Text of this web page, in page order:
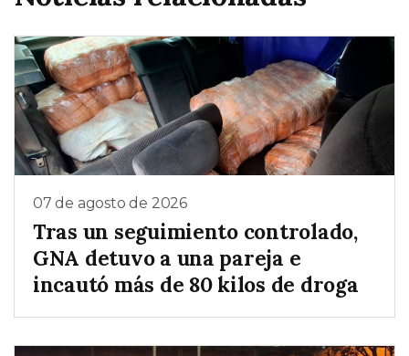
07 de agosto de 2026
Tras un seguimiento controlado,
GNA detuvo a una pareja e
incautó más de 80 kilos de droga